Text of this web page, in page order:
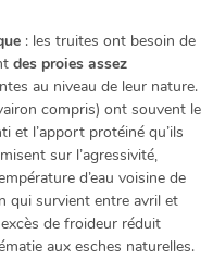
: les truites ont besoin de
des proies assez
au niveau de leur nature.
compris) ont souvent le
et l’apport protéiné qu’ils
sur l’agressivité,
d’eau voisine de
qui survient entre avril et
de froideur réduit
aux esches naturelles.